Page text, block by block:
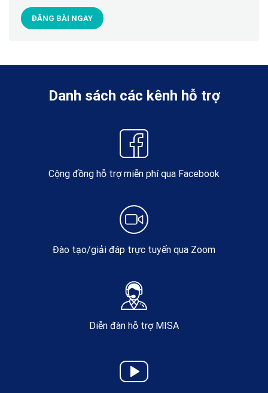
ĐĂNG BÀI NGAY
Danh sách các kênh hỗ trợ
Cộng đồng hỗ trợ miễn phí qua Facebook
Đào tạo/giải đáp trực tuyến qua Zoom
Diễn đàn hỗ trợ MISA